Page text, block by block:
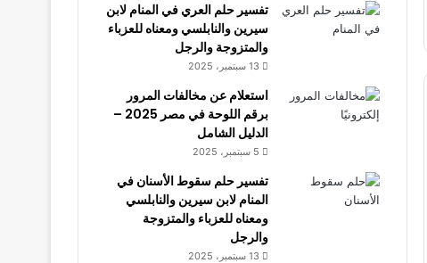
تفسير حلم العري في المنام لابن
سيرين والنابلسي ومعناه للعزباء
والمتزوجة والرجل
13 سبتمبر، 2025
استعلام عن مخالفات المرور
برقم اللوحة في مصر 2025 –
الدليل الشامل
5 سبتمبر، 2025
تفسير حلم سقوط الأسنان في
المنام لابن سيرين والنابلسي
ومعناه للعزباء والمتزوجة
والرجل
13 سبتمبر، 2025